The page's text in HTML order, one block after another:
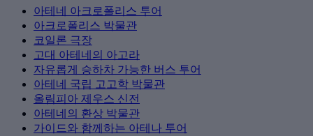
아테네 아크로폴리스 투어
아크로폴리스 박물관
코일론 극장
고대 아테네의 아고라
자유롭게 승하차 가능한 버스 투어
아테네 국립 고고학 박물관
올림피아 제우스 신전
아테네의 환상 박물관
가이드와 함께하는 아테나 투어